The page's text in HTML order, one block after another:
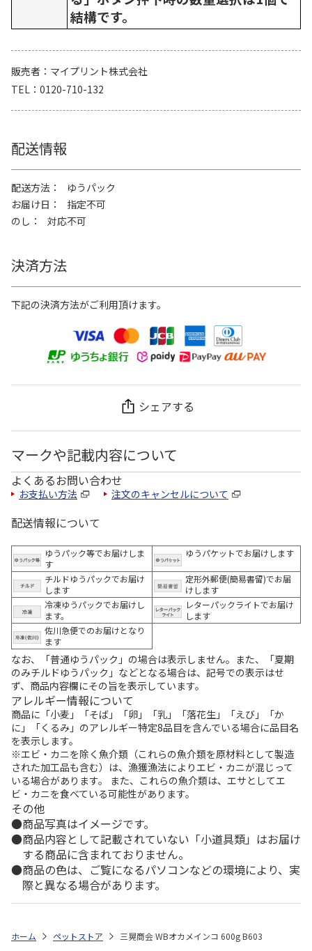
結構です。
販売者
マイプリント株式会社
TEL
0120-710-132
配送情報
配送方法
ゆうパック
お届け日
指定不可
のし
対応不可
決済方法
下記の決済方法がご利用頂けます。
シェアする
マークや記載内容について
よくあるお問い合わせ
お支払い方法 注文のキャンセルについて
配送情報について
ゆうパック等でお届けしま
す
ゆうパケットでお届けします
チルドゆうパックでお届け
します
定形外郵便(簡易書留)でお届
けします
冷凍ゆうパックでお届けし
ます。
レターパックライトでお届け
します
佐川急便でのお届けとなり
ます
なお、「普通ゆうパック」の場合は表示しません。また、「夏期
のみチルドゆうパック」などとなる場合は、記号での表示はせ
ず、商品内容欄にその旨を表示しています。
アレルギー情報について
商品に「小麦」「そば」「卵」「乳」「落花生」「えび」「か
に」「くるみ」のアレルギー特定8品目を含んでいる場合に品目名
を表示します。
※エビ・カニを除く魚介類（これらの魚介類を原材料として製造
された加工品も含む）は、漁獲漁法によりエビ・カニが混じって
いる場合があります。 また、これらの魚介類は、エサとしてエ
ビ・カニを食べている可能性があります。
その他
商品写真はイメージです。
商品内容として記載されていない「小道具類」はお届け
する商品に含まれておりません。
商品の色は、ご覧になるパソコンなどの環境により、実
際と異なる場合があります。
ホーム ペットストア 三晃商会 WBオカメインコ 600g B603